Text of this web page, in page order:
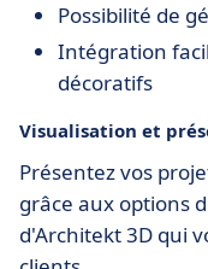
Possibilité de
Intégration
décoratifs
Visualisation et
Présentez vos
grâce aux options
d'Architekt 3D qui